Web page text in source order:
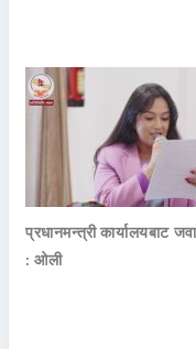
प्रधानमन्त्री कार्यालयबाट
: ओली